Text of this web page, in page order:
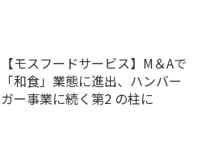
【モスフードサービス】M＆Aで
「和食」業態に進出、ハンバー
ガー事業に続く第2 の柱に